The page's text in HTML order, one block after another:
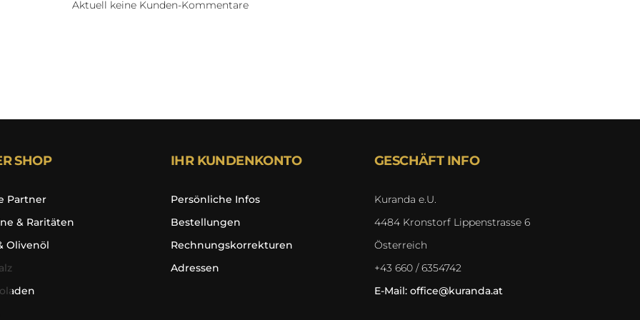
Aktuell keine Kunden-Kommentare
SHOP
Partner
& Raritäten
Olivenöl
IHR KUNDENKONTO
Persönliche Infos
Bestellungen
Rechnungskorrekturen
Adressen
GESCHÄFT INFO
Kuranda e.U.
4484 Kronstorf Lippenstrasse 6
Österreich
+43 660 / 6354742
E-Mail: office@kuranda.at